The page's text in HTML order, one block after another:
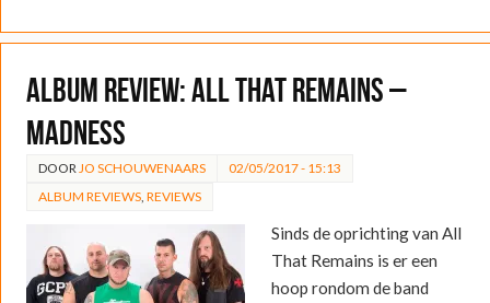
ALBUM REVIEW: All That Remains –
Madness
DOOR JO SCHOUWENAARS
02/05/2017 - 15:13
ALBUM REVIEWS, REVIEWS
Sinds de oprichting van All
That Remains is er een
hoop rondom de band